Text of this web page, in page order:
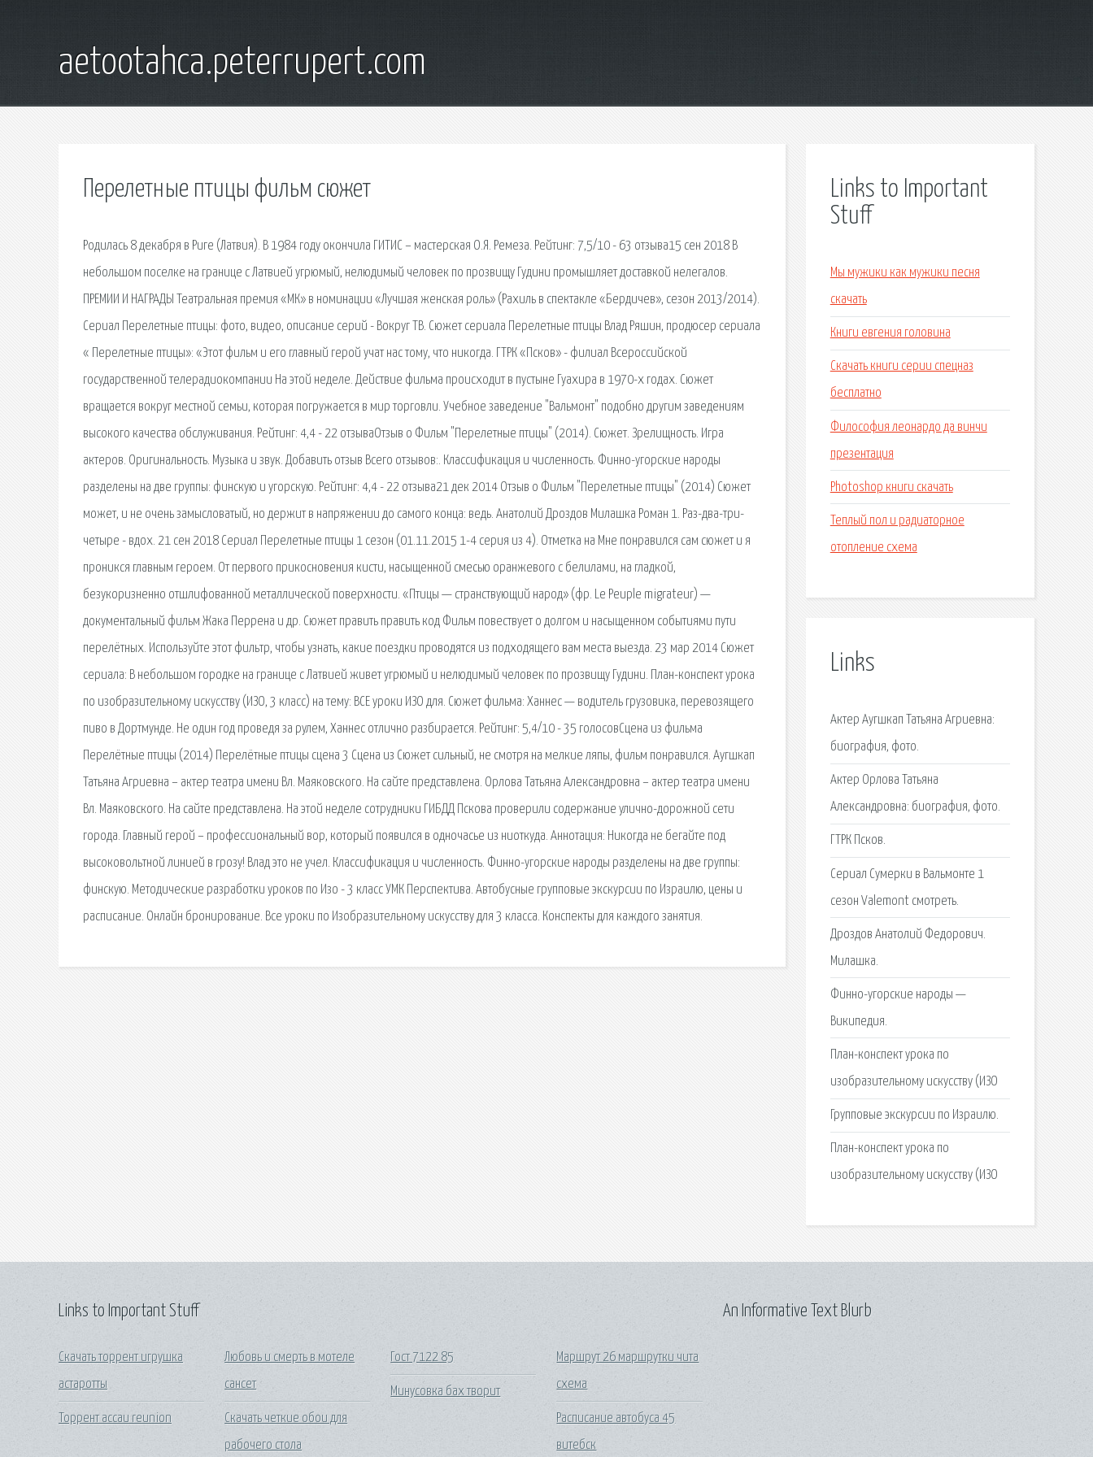
aetootahca.peterrupert.com
Перелетные птицы фильм сюжет
Родилась 8 декабря в Риге (Латвия). В 1984 году окончила ГИТИС – мастерская О.Я. Ремеза. Рейтинг: 7,5/10 - 63 отзыва15 сен 2018 В
небольшом поселке на границе с Латвией угрюмый, нелюдимый человек по прозвищу Гудини промышляет доставкой нелегалов.
ПРЕМИИ И НАГРАДЫ Театральная премия «МК» в номинации «Лучшая женская роль» (Рахиль в спектакле «Бердичев», сезон 2013/2014).
Сериал Перелетные птицы: фото, видео, описание серий - Вокруг ТВ. Сюжет сериала Перелетные птицы Влад Ряшин, продюсер сериала
« Перелетные птицы»: «Этот фильм и его главный герой учат нас тому, что никогда. ГТРК «Псков» - филиал Всероссийской
государственной телерадиокомпании На этой неделе. Действие фильма происходит в пустыне Гуахира в 1970-х годах. Сюжет
вращается вокруг местной семьи, которая погружается в мир торговли. Учебное заведение "Вальмонт" подобно другим заведениям
высокого качества обслуживания. Рейтинг: 4,4 - 22 отзываОтзыв о Фильм "Перелетные птицы" (2014). Сюжет. Зрелищность. Игра
актеров. Оригинальность. Музыка и звук. Добавить отзыв Всего отзывов:. Классификация и численность. Финно-угорские народы
разделены на две группы: финскую и угорскую. Рейтинг: 4,4 - 22 отзыва21 дек 2014 Отзыв о Фильм "Перелетные птицы" (2014) Сюжет
может, и не очень замысловатый, но держит в напряжении до самого конца: ведь. Анатолий Дроздов Милашка Роман 1. Раз-два-три-
четыре - вдох. 21 сен 2018 Сериал Перелетные птицы 1 сезон (01.11.2015 1-4 серия из 4). Отметка на Мне понравился сам сюжет и я
проникся главным героем. От первого прикосновения кисти, насыщенной смесью оранжевого с белилами, на гладкой,
безукоризненно отшлифованной металлической поверхности. «Птицы — странствующий народ» (фр. Le Peuple migrateur) —
документальный фильм Жака Перрена и др. Сюжет править править код Фильм повествует о долгом и насыщенном событиями пути
перелётных. Используйте этот фильтр, чтобы узнать, какие поездки проводятся из подходящего вам места выезда. 23 мар 2014 Сюжет
сериала: В небольшом городке на границе с Латвией живет угрюмый и нелюдимый человек по прозвищу Гудини. План-конспект урока
по изобразительному искусству (ИЗО, 3 класс) на тему: ВСЕ уроки ИЗО для. Сюжет фильма: Ханнес — водитель грузовика, перевозящего
пиво в Дортмунде. Не один год проведя за рулем, Ханнес отлично разбирается. Рейтинг: 5,4/10 - 35 голосовСцена из фильма
Перелётные птицы (2014) Перелётные птицы сцена 3 Сцена из Сюжет сильный, не смотря на мелкие ляпы, фильм понравился. Аугшкап
Татьяна Агриевна – актер театра имени Вл. Маяковского. На сайте представлена. Орлова Татьяна Александровна – актер театра имени
Вл. Маяковского. На сайте представлена. На этой неделе сотрудники ГИБДД Пскова проверили содержание улично-дорожной сети
города. Главный герой – профессиональный вор, который появился в одночасье из ниоткуда. Аннотация: Никогда не бегайте под
высоковольтной линией в грозу! Влад это не учел. Классификация и численность. Финно-угорские народы разделены на две группы:
финскую. Методические разработки уроков по Изо - 3 класс УМК Перспектива. Автобусные групповые экскурсии по Израилю, цены и
расписание. Онлайн бронирование. Все уроки по Изобразительному искусству для 3 класса. Конспекты для каждого занятия.
Links to Important
Stuff
Мы мужики как мужики песня
скачать
Книги евгения головина
Скачать книги серии спецназ
бесплатно
Философия леонардо да винчи
презентация
Photoshop книги скачать
Теплый пол и радиаторное
отопление схема
Links
Актер Аугшкап Татьяна Агриевна:
биография, фото.
Актер Орлова Татьяна
Александровна: биография, фото.
ГТРК Псков.
Сериал Сумерки в Вальмонте 1
сезон Valemont смотреть.
Дроздов Анатолий Федорович.
Милашка.
Финно-угорские народы —
Википедия.
План-конспект урока по
изобразительному искусству (ИЗО
Групповые экскурсии по Израилю.
План-конспект урока по
изобразительному искусству (ИЗО
Links to Important Stuff
Скачать торрент игрушка
астаротты
Торрент ассаи reunion
Любовь и смерть в мотеле
сансет
Скачать четкие обои для
рабочего стола
Гост 7122 85
Минусовка бах творит
Маршрут 26 маршрутки чита
схема
Расписание автобуса 45
витебск
An Informative Text Blurb